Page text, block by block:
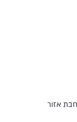
אזור